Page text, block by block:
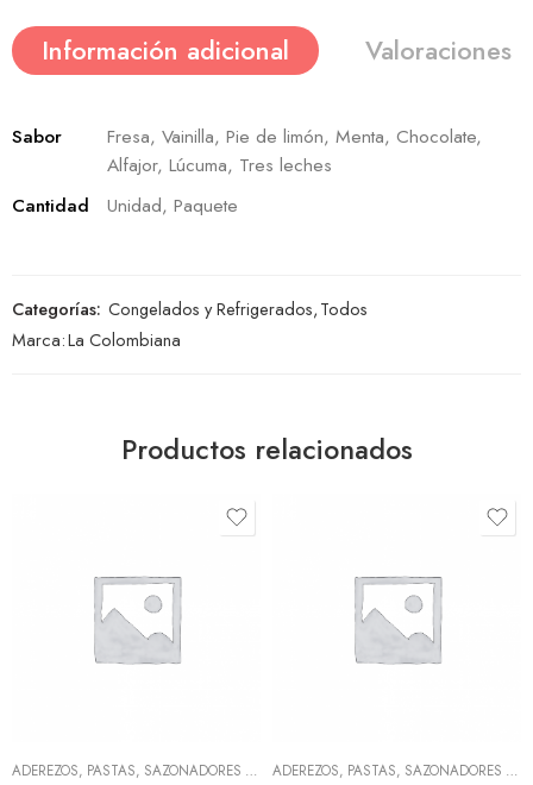
Información adicional Valoraciones
Sabor
Fresa, Vainilla, Pie de limón, Menta, Chocolate,
Alfajor, Lúcuma, Tres leches
Cantidad
Unidad, Paquete
Categorías: Congelados y Refrigerados,Todos
Marca:La Colombiana
Productos relacionados
ADEREZOS, PASTAS, SAZONADORES Y CONDIMENTOS ,TODOS
ADEREZOS, PASTAS, SAZONADORES Y CONDIMENTOS